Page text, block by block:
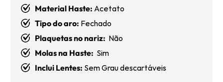
Material Haste: Acetato
Tipo do aro: Fechado
Plaquetas no nariz: Não
Molas na Haste: Sim
Inclui Lentes: Sem Grau descartáveis